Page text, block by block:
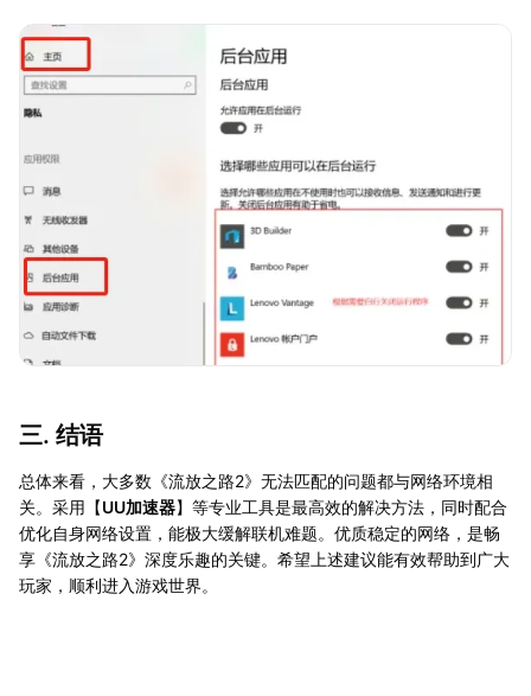
三. 结语
总体来看，大多数《流放之路2》无法匹配的问题都与网络环境相
关。采用【UU加速器】等专业工具是最高效的解决方法，同时配合
优化自身网络设置，能极大缓解联机难题。优质稳定的网络，是畅
享《流放之路2》深度乐趣的关键。希望上述建议能有效帮助到广大
玩家，顺利进入游戏世界。